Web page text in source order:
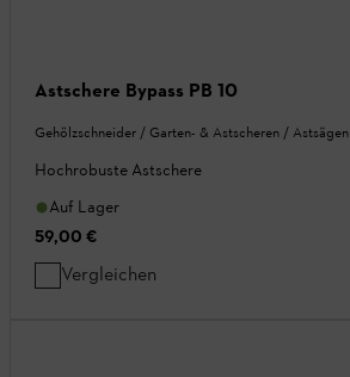
Astschere Bypass PB 10
Gehölzschneider / Garten- & Astscheren / Astsägen
Hochrobuste Astschere
Auf Lager
59,00 €
Vergleichen